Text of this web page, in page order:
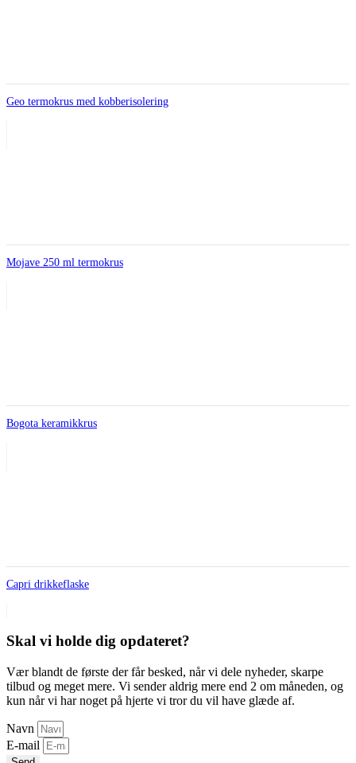
Geo termokrus med kobberisolering
Mojave 250 ml termokrus
Bogota keramikkrus
Capri drikkeflaske
Skal vi holde dig opdateret?
Vær blandt de første der får besked, når vi dele nyheder, skarpe
tilbud og meget mere. Vi sender aldrig mere end 2 om måneden, og
kun når vi har noget på hjerte vi tror du vil have glæde af.
Navn
E-mail